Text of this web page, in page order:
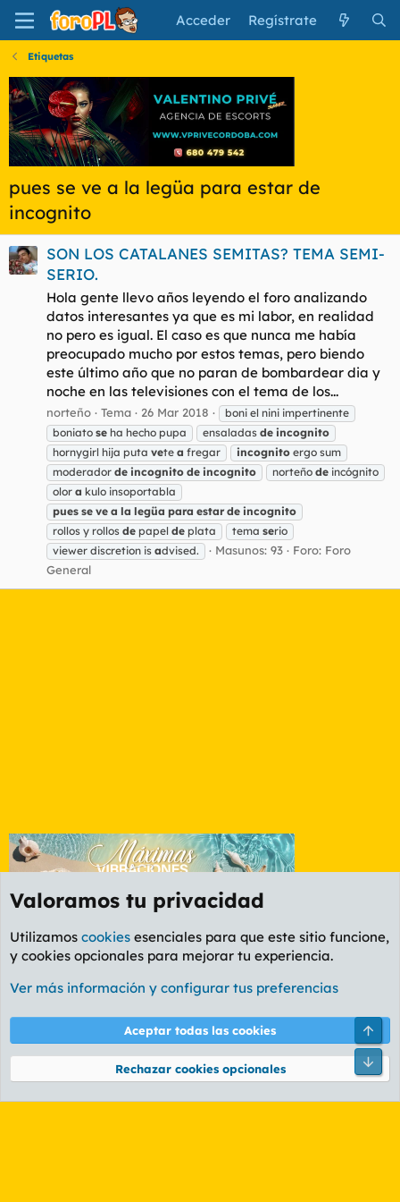
Acceder Regístrate
Etiquetas
pues se ve a la legüa para estar de
incognito
SON LOS CATALANES SEMITAS? TEMA SEMI-
SERIO.
Hola gente llevo años leyendo el foro analizando
datos interesantes ya que es mi labor, en realidad
no pero es igual. El caso es que nunca me había
preocupado mucho por estos temas, pero biendo
este último año que no paran de bombardear dia y
noche en las televisiones con el tema de los...
norteño Tema 26 Mar 2018
boni el nini impertinente
boniato se ha hecho pupa ensaladas de incognito
hornygirl hija puta vete a fregar incognito ergo sum
moderador de incognito de incognito norteño de incógnito
olor a kulo insoportabla
pues se ve a la legüa para estar de incognito
rollos y rollos de papel de plata tema serio
viewer discretion is advised. Masunos: 93 Foro: Foro
General
Etiquetas
Cookies
PL OLDSTYLE AMARILLO
Términos y reglas Política de privacidad Ayuda
Community platform by XenForo® © 2010-2026 XenForo Ltd.
Valoramos tu privacidad
Utilizamos cookies esenciales para que este sitio funcione,
y cookies opcionales para mejorar tu experiencia.
Ver más información y configurar tus preferencias
Aceptar todas las cookies
Rechazar cookies opcionales
Pie